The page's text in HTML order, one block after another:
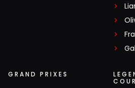
GRAND PRIXES